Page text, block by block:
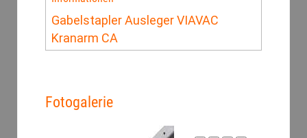
Gabelstapler Ausleger VIAVAC
Kranarm CA
Fotogalerie